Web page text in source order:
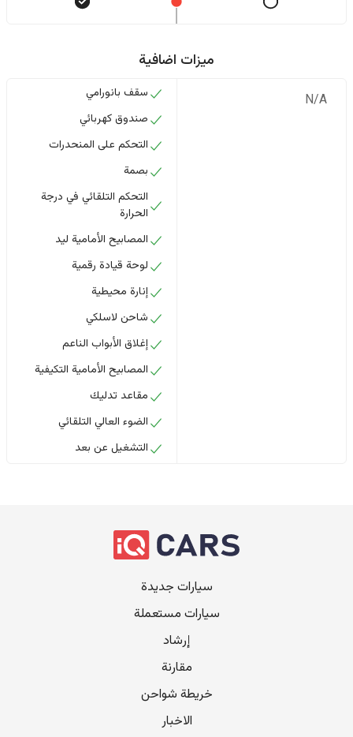
ميزات اضافية
N/A
سقف بانورامي
صندوق كهربائي
التحكم على المنحدرات
بصمة
التحكم التلقائي في درجة
الحرارة
المصابيح الأمامية ليد
لوحة قيادة رقمية
إنارة محيطية
شاحن لاسلكي
إغلاق الأبواب الناعم
المصابيح الأمامية التكيفية
مقاعد تدليك
الضوء العالي التلقائي
التشغيل عن بعد
سيارات جديدة
سيارات مستعملة
إرشاد
مقارنة
خريطة شواحن
الاخبار